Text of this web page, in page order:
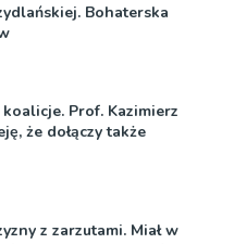
Bohaterska
Prof. Kazimierz
że dołączy także
z zarzutami. Miał w